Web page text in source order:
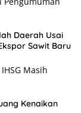
Daerah Usai
Sawit Baru
Kenaikan